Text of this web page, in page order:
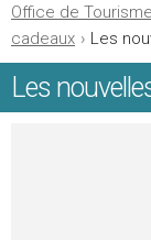
Office de
cadeaux › Les
Les